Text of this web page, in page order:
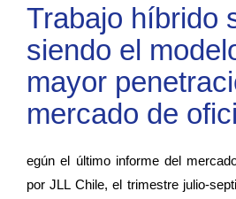
Trabajo híbrido
siendo el
mayor
mercado de
egún el último informe del
por JLL Chile, el trimestre julio-